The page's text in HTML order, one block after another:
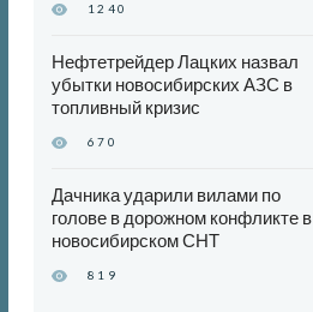
1240
Нефтетрейдер Лацких назвал
убытки новосибирских АЗС в
топливный кризис
670
Дачника ударили вилами по
голове в дорожном конфликте в
новосибирском СНТ
819